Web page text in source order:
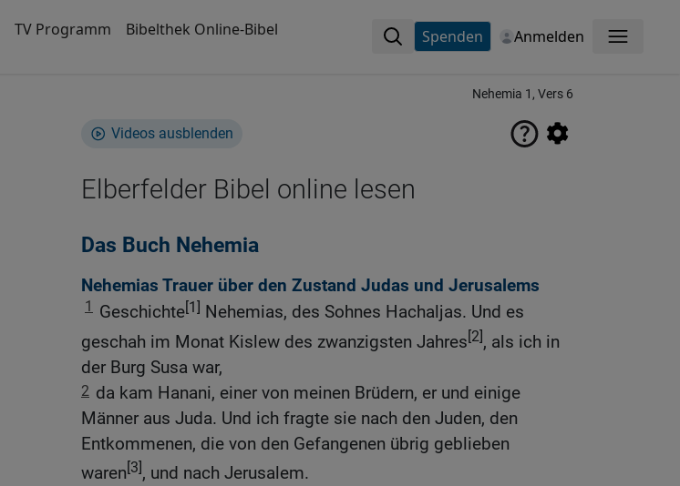
TV Programm Bibelthek Online-Bibel Spenden Anmelden Menü
Nehemia 1, Vers 6
Videos ausblenden
Elberfelder Bibel online lesen
Das Buch Nehemia
Nehemias Trauer über den Zustand Judas und Jerusalems
1 Geschichte[1] Nehemias, des Sohnes Hachaljas. Und es
geschah im Monat Kislew des zwanzigsten Jahres[2], als ich in
der Burg Susa war,
2 da kam Hanani, einer von meinen Brüdern, er und einige
Männer aus Juda. Und ich fragte sie nach den Juden, den
Entkommenen, die von den Gefangenen übrig geblieben
waren[3], und nach Jerusalem.